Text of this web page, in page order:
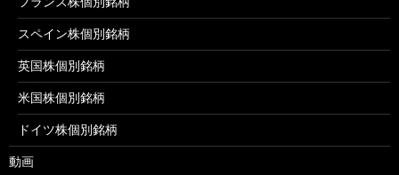
スペイン株個別銘柄
英国株個別銘柄
米国株個別銘柄
ドイツ株個別銘柄
動画